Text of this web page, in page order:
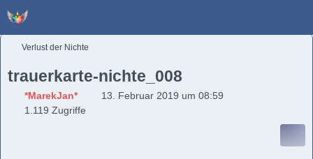
Verlust der Nichte
trauerkarte-nichte_008
*MarekJan*
13. Februar 2019 um 08:59
1.119 Zugriffe